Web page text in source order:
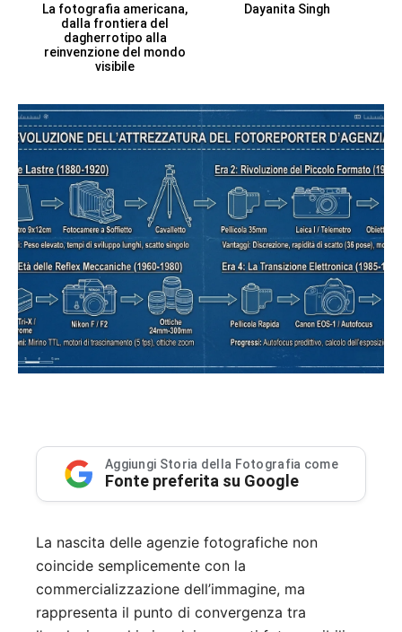
La fotografia americana,
dalla frontiera del
dagherrotipo alla
reinvenzione del mondo
visibile
Dayanita Singh
Aggiungi Storia della Fotografia come
Fonte preferita su Google
La nascita delle agenzie fotografiche non
coincide semplicemente con la
commercializzazione dell’immagine, ma
rappresenta il punto di convergenza tra